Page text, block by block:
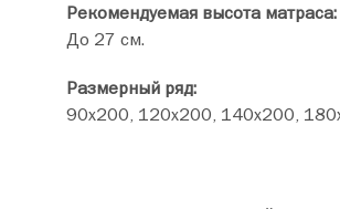
Рекомендуемая высота матраса:
До 27 см.
Размерный ряд:
90х200, 120х200, 140х200,